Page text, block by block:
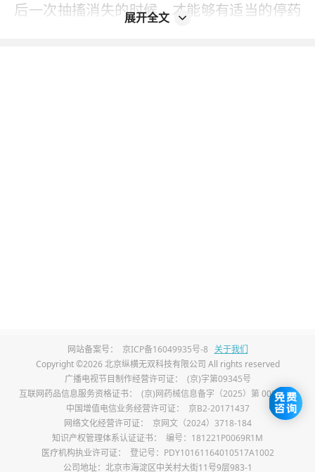
后一次抽搐消失的时候，才能够有适当的停药
展开全文
网站备案号： 京ICP备16049935号-8 关于我们
Copyright ©2026 北京纵横无双科技有限公司 All rights reserved
广播电视节目制作经营许可证：
(京)字第09345号
互联网药品信息服务资格证书：
(京)网药械信息备字（2025）第 00017 号
中国增值电信业务经营许可证：
京B2-20171437
网络文化经营许可证：
京网文（2024）3718-184
知识产权管理体系认证证书：
编号：181221P0069R1M
医疗机构执业许可证：
登记号：PDY10161164010517A1002
公司地址：北京市海淀区中关村大街11号9层983-1